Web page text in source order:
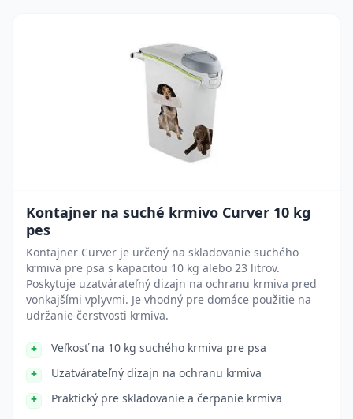
Kontajner na suché krmivo Curver 10 kg
pes
Kontajner Curver je určený na skladovanie suchého
krmiva pre psa s kapacitou 10 kg alebo 23 litrov.
Poskytuje uzatvárateľný dizajn na ochranu krmiva pred
vonkajšími vplyvmi. Je vhodný pre domáce použitie na
udržanie čerstvosti krmiva.
Veľkosť na 10 kg suchého krmiva pre psa
Uzatvárateľný dizajn na ochranu krmiva
Praktický pre skladovanie a čerpanie krmiva